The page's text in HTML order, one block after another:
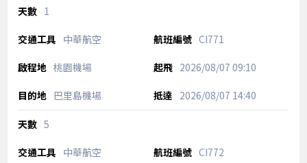
1
中華航空 CI771
桃園機場 2026/08/07 09:10
巴里島機場 2026/08/07 14:40
5
中華航空 CI772